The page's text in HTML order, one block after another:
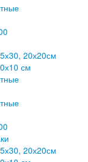
20х20см
см
20х20см